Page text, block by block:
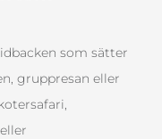
som sätter
gruppresan eller